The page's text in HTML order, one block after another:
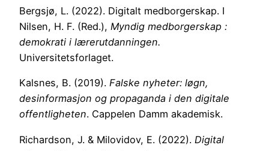
Bergsjø, L. (2022). Digitalt medborgerskap. I
Nilsen, H. F. (Red.), Myndig medborgerskap :
demokrati i lærerutdanningen.
Universitetsforlaget.
Kalsnes, B. (2019). Falske nyheter: løgn,
desinformasjon og propaganda i den digitale
offentligheten. Cappelen Damm akademisk.
Richardson, J. & Milovidov, E. (2022). Digital